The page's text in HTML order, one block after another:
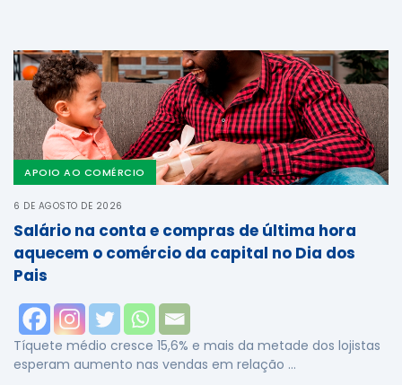
APOIO AO COMÉRCIO
6 DE AGOSTO DE 2026
Salário na conta e compras de última hora
aquecem o comércio da capital no Dia dos
Pais
Tíquete médio cresce 15,6% e mais da metade dos lojistas
esperam aumento nas vendas em relação …